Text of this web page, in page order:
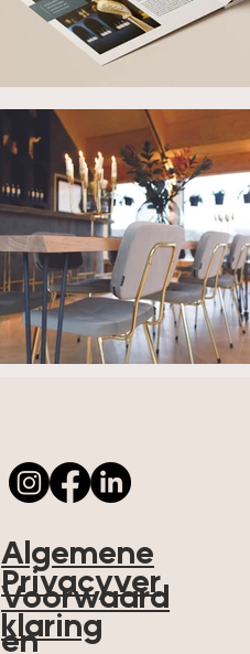
Algemene
Voorwaard
en
Privacyver
klaring